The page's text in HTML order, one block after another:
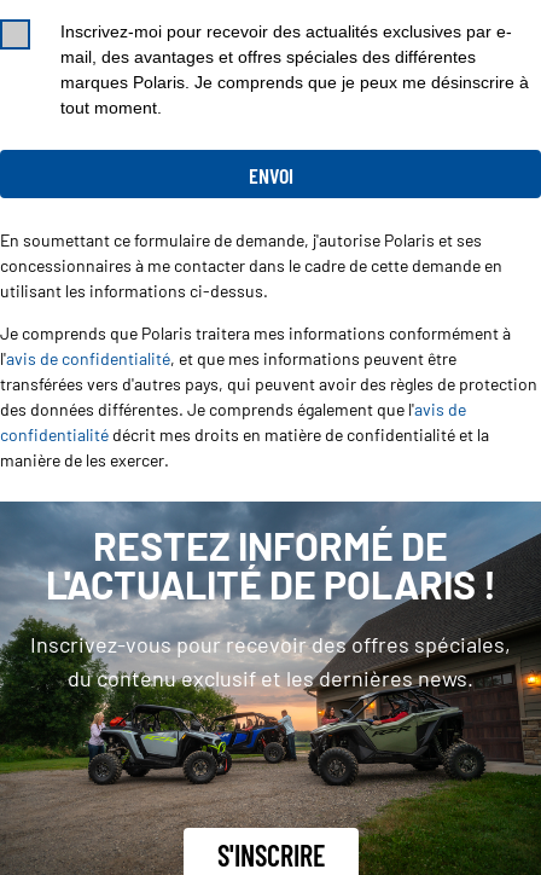
Inscrivez-moi pour recevoir des actualités exclusives par e-
mail, des avantages et offres spéciales des différentes
marques Polaris. Je comprends que je peux me désinscrire à
tout moment.
En soumettant ce formulaire de demande, j'autorise Polaris et ses
concessionnaires à me contacter dans le cadre de cette demande en
utilisant les informations ci-dessus.
Je comprends que Polaris traitera mes informations conformément à
l'avis de confidentialité, et que mes informations peuvent être
transférées vers d'autres pays, qui peuvent avoir des règles de protection
des données différentes. Je comprends également que l'avis de
confidentialité décrit mes droits en matière de confidentialité et la
manière de les exercer.
RESTEZ INFORMÉ DE
L'ACTUALITÉ DE POLARIS !
Inscrivez-vous pour recevoir des offres spéciales,
du contenu exclusif et les dernières news.
S'INSCRIRE